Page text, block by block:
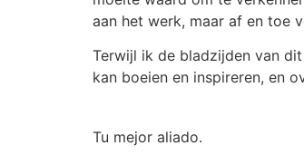
aan het werk, maar af en toe
Terwijl ik de bladzijden van
kan boeien en inspireren, en
Tu mejor aliado.